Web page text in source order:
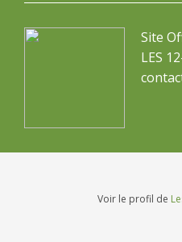
Site
LES
Voir le profil de